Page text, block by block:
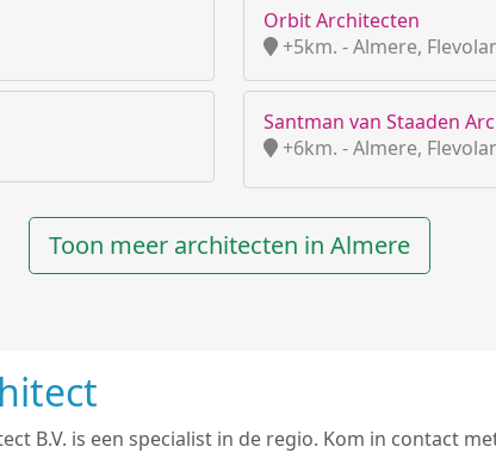
Orbit Architecten
+5km. - Almere,
Santman van Staaden
+6km. - Almere,
Toon meer architecten in Almere
B.V. is een specialist in de regio. Kom in contact